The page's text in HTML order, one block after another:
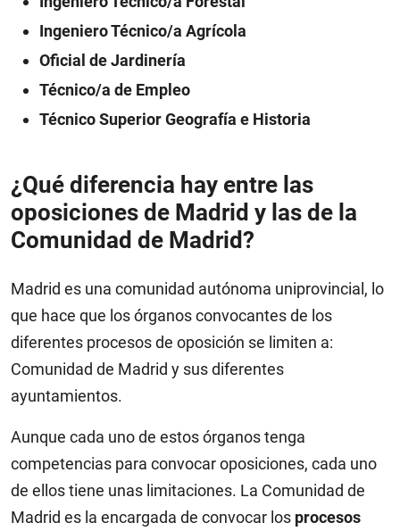
Ingeniero Técnico/a Agrícola
Oficial de Jardinería
Técnico/a de Empleo
Técnico Superior Geografía e Historia
¿Qué diferencia hay entre las
oposiciones de Madrid y las de la
Comunidad de Madrid?
Madrid es una comunidad autónoma uniprovincial, lo
que hace que los órganos convocantes de los
diferentes procesos de oposición se limiten a:
Comunidad de Madrid y sus diferentes
ayuntamientos.
Aunque cada uno de estos órganos tenga
competencias para convocar oposiciones, cada uno
de ellos tiene unas limitaciones. La Comunidad de
Madrid es la encargada de convocar los procesos